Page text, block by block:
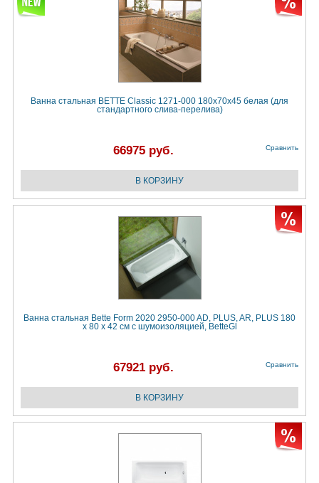
Ванна стальная BETTE Classic 1271-000 180х70х45 белая (для
стандартного слива-перелива)
66975 руб. Сравнить
Ванна стальная Bette Form 2020 2950-000 AD, PLUS, AR, PLUS 180
х 80 х 42 см с шумоизоляцией, BetteGl
67921 руб. Сравнить